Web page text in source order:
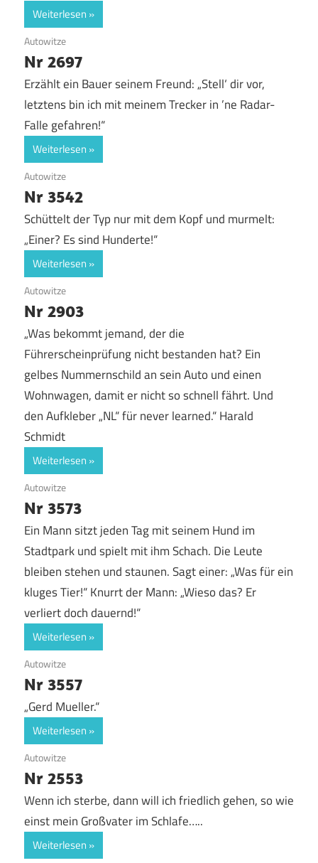
Weiterlesen
12. September 2018
Autowitze
Nr 2697
Erzählt ein Bauer seinem Freund: „Stell‘ dir vor,
letztens bin ich mit meinem Trecker in ’ne Radar-
Falle gefahren!“
Weiterlesen
12. September 2018
Autowitze
Nr 3542
Schüttelt der Typ nur mit dem Kopf und murmelt:
„Einer? Es sind Hunderte!“
Weiterlesen
12. September 2018
Autowitze
Nr 2903
„Was bekommt jemand, der die
Führerscheinprüfung nicht bestanden hat? Ein
gelbes Nummernschild an sein Auto und einen
Wohnwagen, damit er nicht so schnell fährt. Und
den Aufkleber „NL“ für never learned.“ Harald
Schmidt
Weiterlesen
12. September 2018
Autowitze
Nr 3573
Ein Mann sitzt jeden Tag mit seinem Hund im
Stadtpark und spielt mit ihm Schach. Die Leute
bleiben stehen und staunen. Sagt einer: „Was für ein
kluges Tier!“ Knurrt der Mann: „Wieso das? Er
verliert doch dauernd!“
Weiterlesen
14. September 2017
Autowitze
Nr 3557
„Gerd Mueller.“
Weiterlesen
12. September 2017
Autowitze
Nr 2553
Wenn ich sterbe, dann will ich friedlich gehen, so wie
einst mein Großvater im Schlafe…..
Weiterlesen